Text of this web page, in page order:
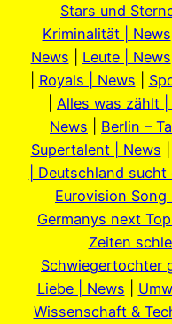
Stars und
Kriminalität | News
News
Leute | News
Royals | News
Alles was zählt |
News
Berlin –
Supertalent | News
| Deutschland
Eurovision
Germanys next
Zeiten
Schwiegertochter
Liebe | News
Wissenschaft &